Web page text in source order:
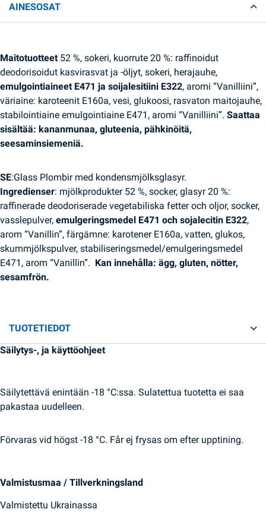
AINESOSAT
Maitotuotteet52 %, sokeri, kuorrute 20 %: raffinoidut
deodorisoidut kasvirasvat ja -öljyt, sokeri, herajauhe,
emulgointiaineet E471 ja soijalesitiini E322, aromi “Vanilliini”,
väriaine: karoteenit E160a, vesi, glukoosi, rasvaton maitojauhe,
stabilointiaine emulgointiaine E471, aromi “Vanilliini”. Saattaa
sisältää: kananmunaa, gluteenia, pähkinöitä,
seesaminsiemeniä.
SE:Glass Plombir med kondensmjölksglasyr.
Ingredienser: mjölkprodukter 52 %, socker, glasyr 20 %:
raffinerade deodoriserade vegetabiliska fetter och oljor, socker,
vasslepulver, emulgeringsmedel E471 och sojalecitin E322,
arom “Vanillin”, färgämne: karotener E160a, vatten, glukos,
skummjölkspulver, stabiliseringsmedel/emulgeringsmedel
E471, arom “Vanillin”. Kan innehålla: ägg, gluten, nötter,
sesamfrön.
TUOTETIEDOT
Säilytys-, ja käyttöohjeet
Säilytettävä enintään -18 °C:ssa. Sulatettua tuotetta ei saa
pakastaa uudelleen.
Förvaras vid högst -18 °C. Får ej frysas om efter upptining.
Valmistusmaa / Tillverkningsland
Valmistettu Ukrainassa